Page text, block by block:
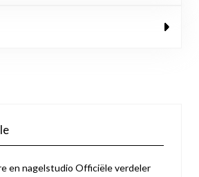
en nagelstudio Officiële verdeler